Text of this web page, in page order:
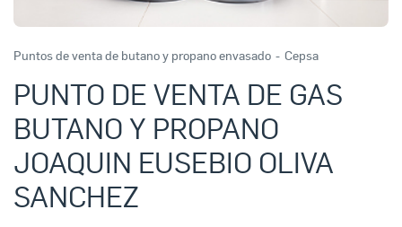
Puntos de venta de butano y propano envasado - Cepsa
PUNTO DE VENTA DE GAS
BUTANO Y PROPANO
JOAQUIN EUSEBIO OLIVA
SANCHEZ